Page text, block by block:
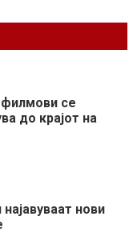
се
до крајот на
нови